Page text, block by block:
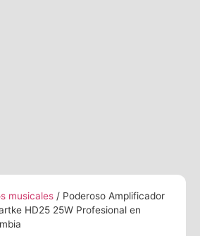
musicales / Poderoso Amplificador
HD25 25W Profesional en